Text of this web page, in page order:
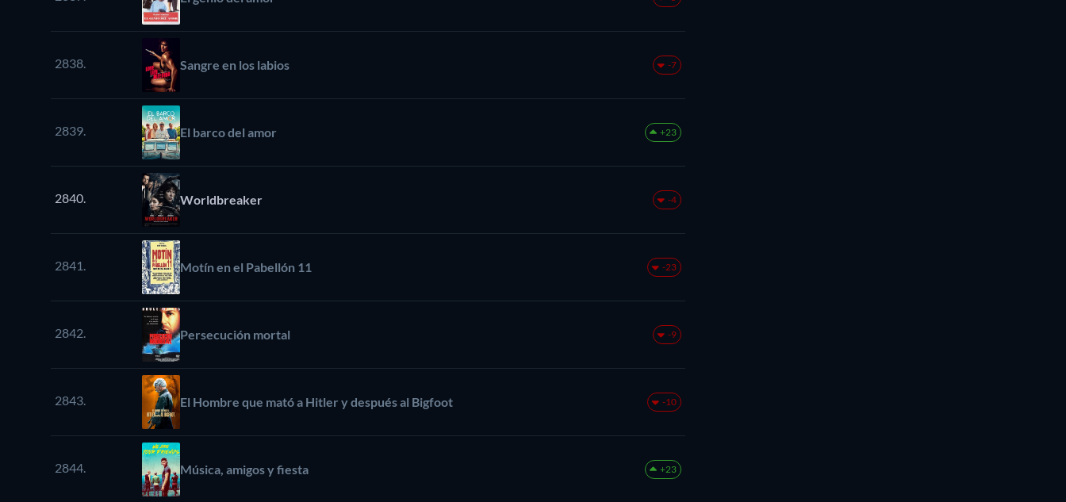
2838. Sangre en los labios -7
2839. El barco del amor +23
2840. Worldbreaker -4
2841. Motín en el Pabellón 11 -23
2842. Persecución mortal -9
2843. El Hombre que mató a Hitler y después al Bigfoot -10
2844. Música, amigos y fiesta +23